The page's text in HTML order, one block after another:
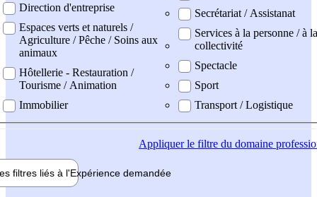
Direction d'entreprise
Espaces verts et naturels /
Agriculture / Pêche / Soins aux
animaux
Hôtellerie - Restauration /
Tourisme / Animation
Immobilier
Secrétariat / Assistanat
Services à la personne / à la
collectivité
Spectacle
Sport
Transport / Logistique
Appliquerle filtre du domaine
filtres liés à l'Expérience demandée